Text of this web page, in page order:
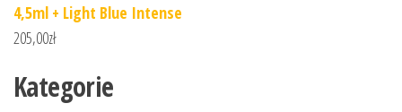
4,5ml + Light Blue Intense
205,00zł
Kategorie